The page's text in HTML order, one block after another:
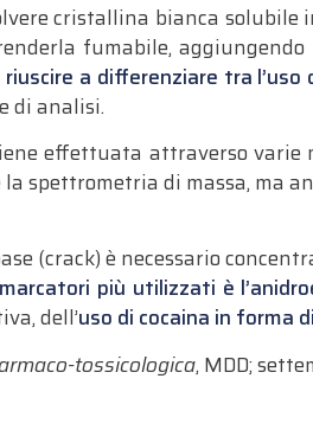
cristallina bianca
fumabile,
riuscire a differenziare tra
di analisi.
effettuata attraverso varie
spettrometria di massa, ma
(crack) è necessario
più utilizzati è
dell’uso di cocaina in forma
tossicologica, MDD;